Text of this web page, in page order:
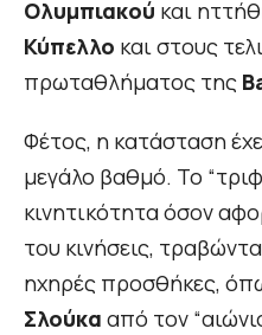
Ολυμπιακού και
Κύπελλο και στους
πρωταθλήματος της
Φέτος, η κατάσταση
μεγάλο βαθμό. Το
κινητικότητα όσον
του κινήσεις,
ηχηρές προσθήκες,
Σλούκα από τον